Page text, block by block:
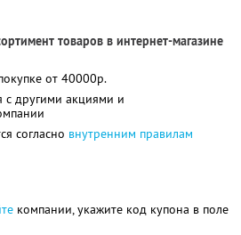
товаров в интернет-магазине
от 40000р.
с другими акциями и
согласно внутренним правилам
компании, укажите код купона в поле